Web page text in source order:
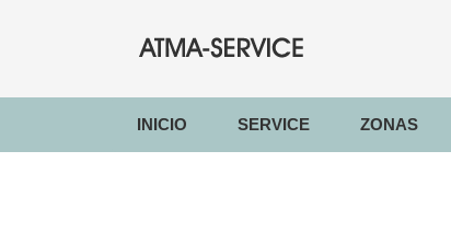
INICIO (CURRENT)
SERVICE ZONAS